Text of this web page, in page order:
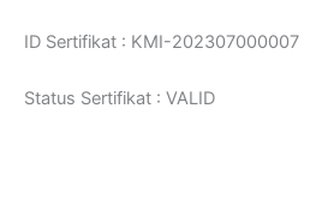
ID Sertifikat : KMI-202307000007
Status Sertifikat : VALID